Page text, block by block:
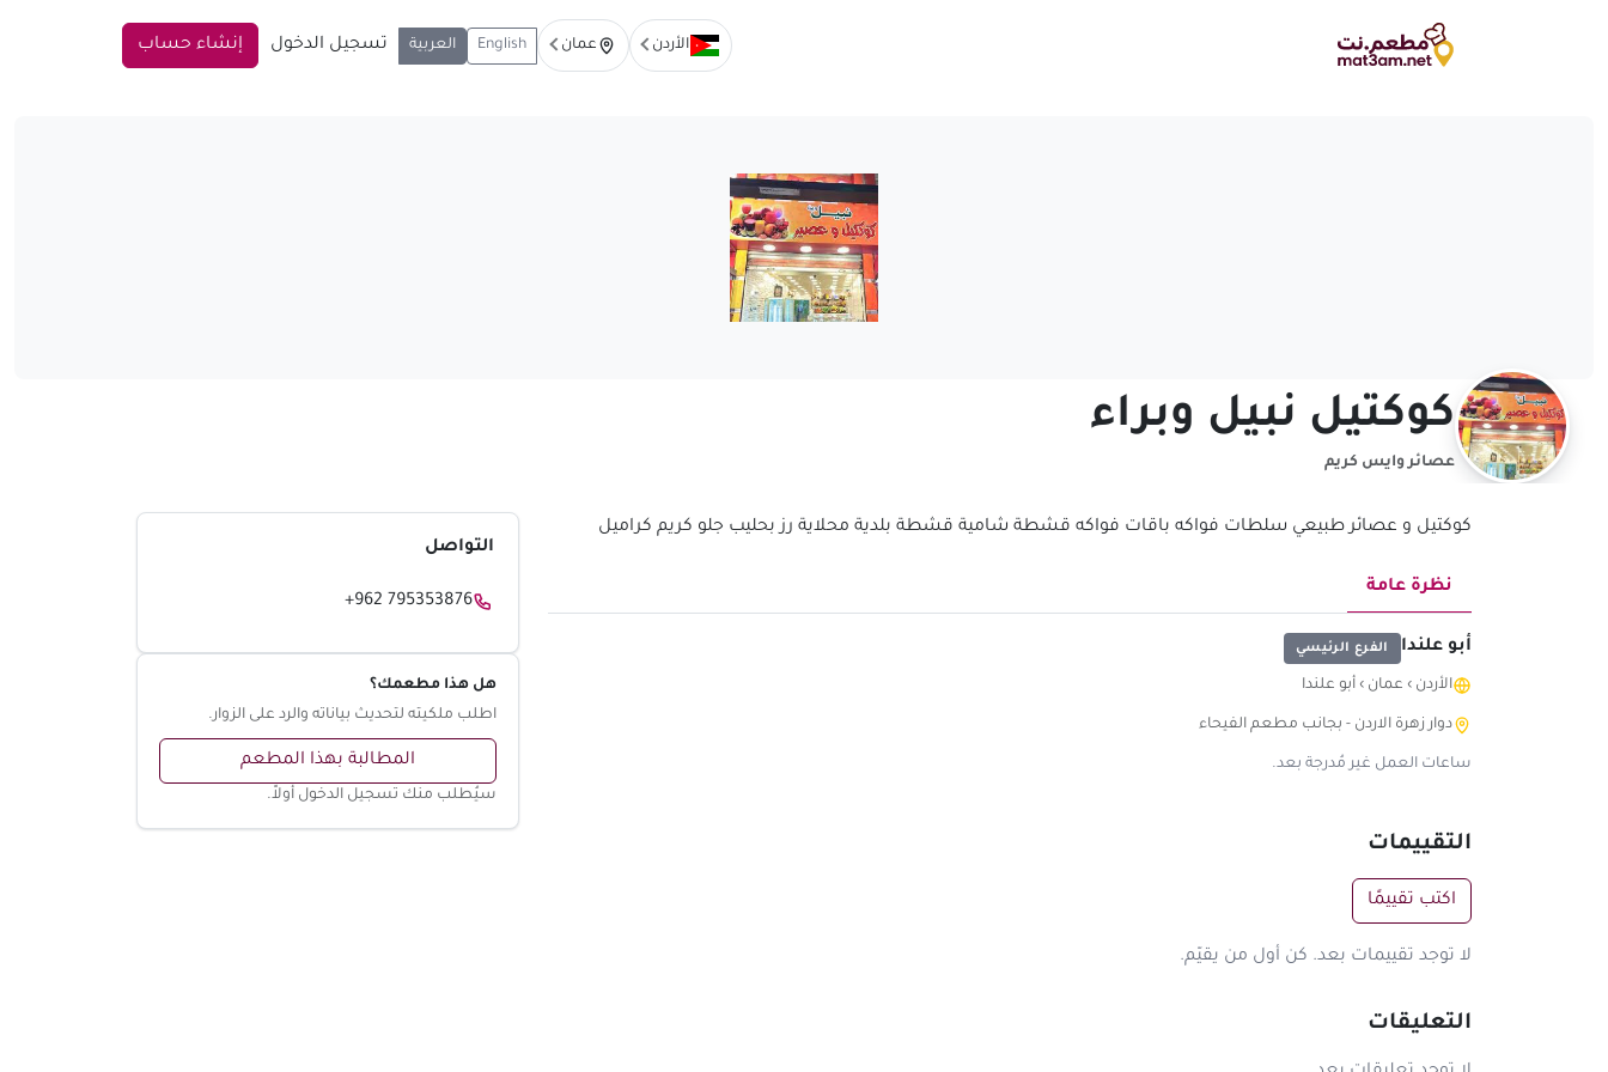
الأردن عمان English العربية تسجيل الدخول إنشاء حساب
كوكتيل نبيل وبراء
عصائر وايس كريم
كوكتيل و عصائر طبيعي سلطات فواكه باقات فواكه قشطة شامية قشطة بلدية محلاية رز بحليب جلو كريم كراميل
نظرة عامة
أبو علندا الفرع الرئيسي
الأردن › عمان › أبو علندا
دوار زهرة الاردن - بجانب مطعم الفيحاء
ساعات العمل غير مُدرجة بعد.
التقييمات
اكتب تقييمًا
لا توجد تقييمات بعد. كن أول من يقيّم.
التعليقات
التواصل
+962 795353876
هل هذا مطعمك؟
اطلب ملكيته لتحديث بياناته والرد على الزوار.
المطالبة بهذا المطعم
سيُطلب منك تسجيل الدخول أولاً.